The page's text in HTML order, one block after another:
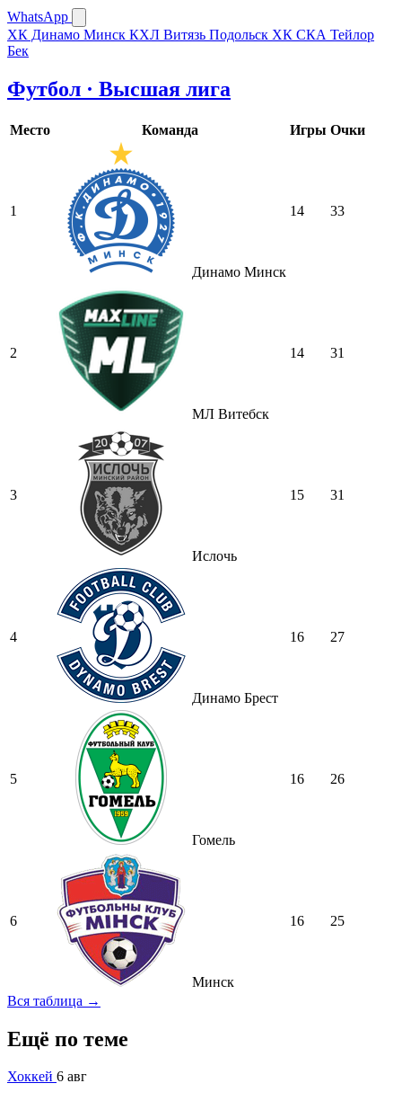
WhatsApp
ХК Динамо Минск КХЛ Витязь Подольск ХК СКА Тейлор
Бек
Футбол · Высшая лига
Место Команда Игры Очки
1
Динамо Минск
14 33
2
МЛ Витебск
14 31
3
Ислочь
15 31
4
Динамо Брест
16 27
5
Гомель
16 26
6
Минск
16 25
Вся таблица →
Ещё по теме
Хоккей 6 авг